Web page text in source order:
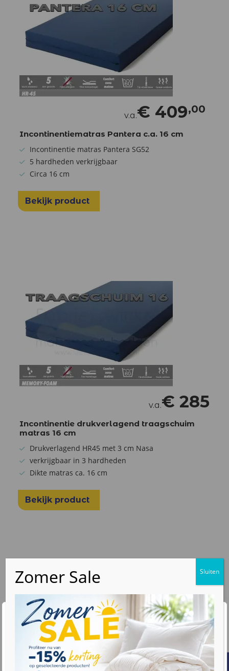
Wij waarderen uw privacy
We gebruiken cookies om uw browse-ervaring te
verbeteren, gepersonaliseerde advertenties of inhoud
weer te geven en ons verkeer te analyseren. Door op
v.a.€ 409,00
Incontinentiematras Pantera c.a. 16 cm
Incontinentie matras Pantera SG52
5 hardheden verkrijgbaar
Circa 16 cm
Bekijk product
v.a.€ 285
Incontinentie drukverlagend traagschuim
matras 16 cm
Drukverlagend HR45 met 3 cm Nasa
verkrijgbaar in 3 hardheden
Dikte matras ca. 16 cm
Bekijk product